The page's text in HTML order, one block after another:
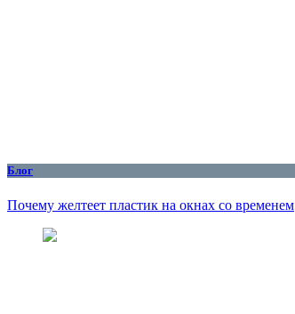
Блог
Почему желтеет пластик на окнах со временем